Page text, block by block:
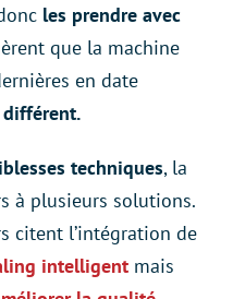
les prendre avec
que la machine
en date
différent.
techniques, la
à plusieurs solutions.
citent l’intégration de
intelligent mais